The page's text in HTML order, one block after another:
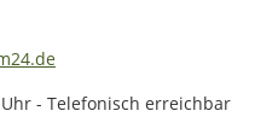
Uhr - Telefonisch erreichbar